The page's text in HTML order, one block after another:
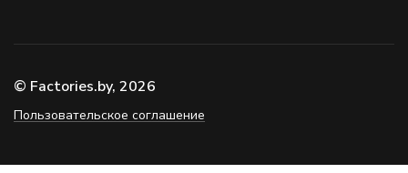
© Factories.by, 2026
Пользовательское соглашение